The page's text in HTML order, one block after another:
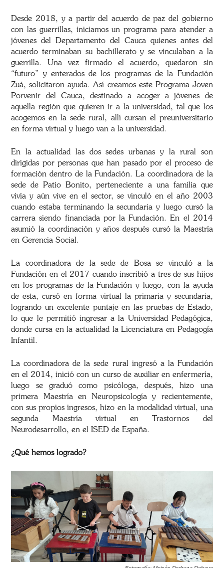
Desde 2018, y a partir del acuerdo de paz del gobierno
con las guerrillas, iniciamos un programa para atender a
jóvenes del Departamento del Cauca quienes antes del
acuerdo terminaban su bachillerato y se vinculaban a la
guerrilla. Una vez firmado el acuerdo, quedaron sin
“futuro” y enterados de los programas de la Fundación
Zuá, solicitaron ayuda. Así creamos este Programa Joven
Porvenir del Cauca, destinado a acoger a jóvenes de
aquella región que quieren ir a la universidad, tal que los
acogemos en la sede rural, allí cursan el preuniversitario
en forma virtual y luego van a la universidad.
En la actualidad las dos sedes urbanas y la rural son
dirigidas por personas que han pasado por el proceso de
formación dentro de la Fundación. La coordinadora de la
sede de Patio Bonito, perteneciente a una familia que
vivía y aún vive en el sector, se vinculó en el año 2003
cuando estaba terminando la secundaria y luego cursó la
carrera siendo financiada por la Fundación. En el 2014
asumió la coordinación y años después cursó la Maestría
en Gerencia Social.
La coordinadora de la sede de Bosa se vinculó a la
Fundación en el 2017 cuando inscribió a tres de sus hijos
en los programas de la Fundación y luego, con la ayuda
de esta, cursó en forma virtual la primaria y secundaria,
logrando un excelente puntaje en las pruebas de Estado,
lo que le permitió ingresar a la Universidad Pedagógica,
donde cursa en la actualidad la Licenciatura en Pedagogía
Infantil.
La coordinadora de la sede rural ingresó a la Fundación
en el 2014, inició con un curso de auxiliar en enfermería,
luego se graduó como psicóloga, después, hizo una
primera Maestría en Neuropsicología y recientemente,
con sus propios ingresos, hizo en la modalidad virtual, una
segunda Maestría virtual en Trastornos del
Neurodesarrollo, en el ISED de España.
¿Qué hemos logrado?